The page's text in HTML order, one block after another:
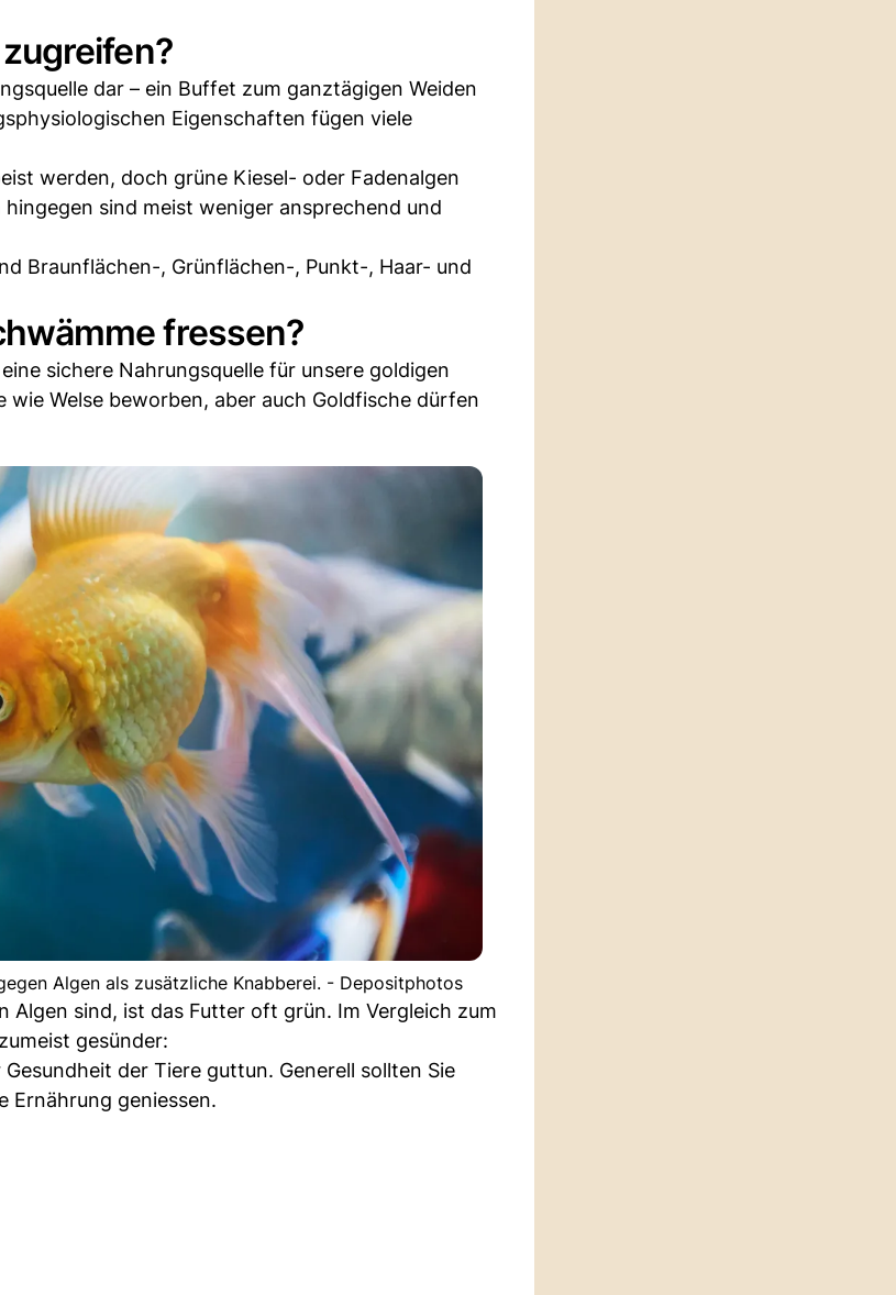
dar – ein Buffet zum ganztägigen Weiden
Eigenschaften fügen viele
werden, doch grüne Kiesel- oder Fadenalgen
sind meist weniger ansprechend und
Braunflächen-, Grünflächen-, Punkt-, Haar- und
fressen?
sichere Nahrungsquelle für unsere goldigen
Welse beworben, aber auch Goldfische dürfen
Algen als zusätzliche Knabberei. - Depositphotos
sind, ist das Futter oft grün. Im Vergleich zum
gesünder:
der Tiere guttun. Generell sollten Sie
Ernährung geniessen.